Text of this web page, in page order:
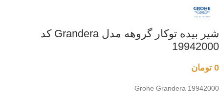
شیر بیده توکار گروهه مدل Grandera کد
19942000
0 تومان
Grohe Grandera 19942000